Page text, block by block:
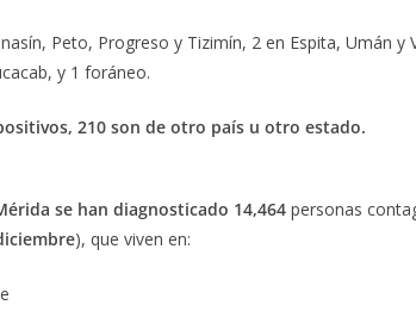
Peto, Progreso y Tizimín, 2 en Espita, Umán y
y 1 foráneo.
210 son de otro país u otro estado.
se han diagnosticado 14,464 personas
), que viven en: